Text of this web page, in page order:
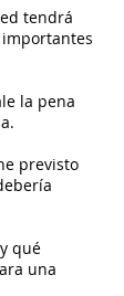
tendrá
la pena
previsto
qué
una